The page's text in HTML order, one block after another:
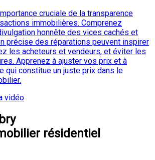
cruciale de la transparence
immobilières. Comprenez
honnête des vices cachés et
précise des réparations peuvent inspirer
les acheteurs et vendeurs, et éviter les
Apprenez à ajuster vos prix et à
qui constitue un juste prix dans le
vidéo
résidentiel